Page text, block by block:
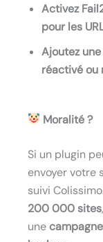
Activez
pour les
Ajoutez
réactivé ou
Moralité ?
Si un plugin
envoyer votre
suivi
200 000 sites
une